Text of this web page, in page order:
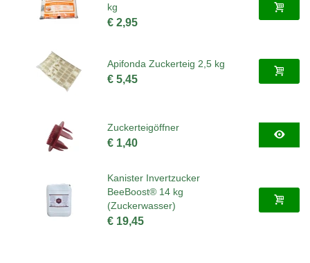
kg
€ 2,95
Apifonda Zuckerteig 2,5 kg
€ 5,45
Zuckerteigöffner
€ 1,40
Kanister Invertzucker
BeeBoost® 14 kg
(Zuckerwasser)
€ 19,45